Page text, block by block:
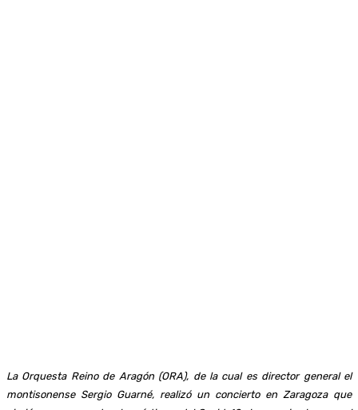
La Orquesta Reino de Aragón (ORA), de la cual es director general el
montisonense Sergio Guarné, realizó un concierto en Zaragoza que